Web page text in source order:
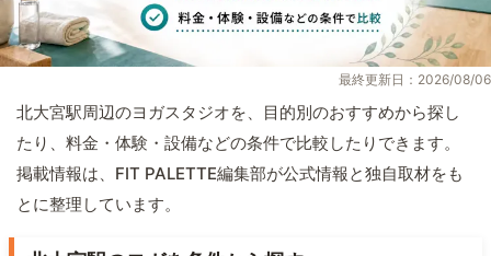
最終更新日：2026/08/06
北大宮駅周辺のヨガスタジオを、目的別のおすすめから探し
たり、料金・体験・設備などの条件で比較したりできます。
掲載情報は、FIT PALETTE編集部が公式情報と独自取材をも
とに整理しています。